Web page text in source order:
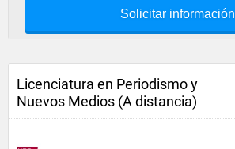
Solicitar información
Licenciatura en Periodismo y
Nuevos Medios (A distancia)